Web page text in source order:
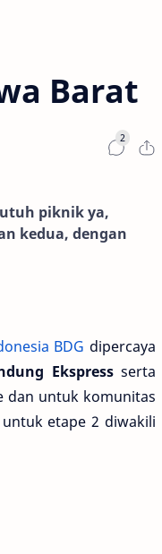
Barat
piknik ya,
kedua, dengan
BDG dipercaya
Ekspressserta
dan untuk komunitas
etape 2 diwakili